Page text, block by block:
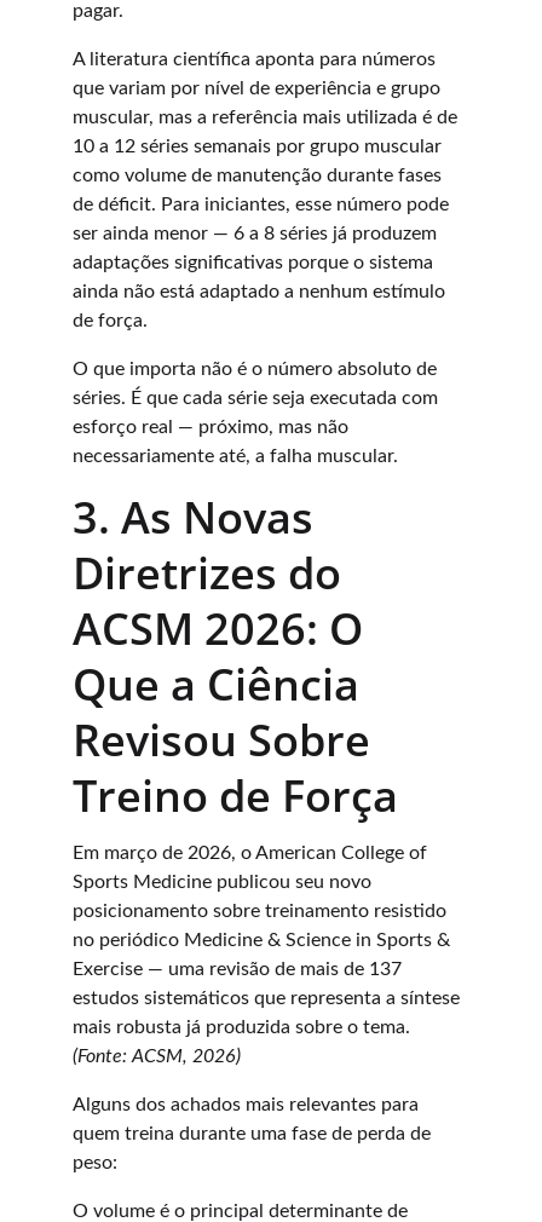
pagar.
A literatura científica aponta para números
que variam por nível de experiência e grupo
muscular, mas a referência mais utilizada é de
10 a 12 séries semanais por grupo muscular
como volume de manutenção durante fases
de déficit. Para iniciantes, esse número pode
ser ainda menor — 6 a 8 séries já produzem
adaptações significativas porque o sistema
ainda não está adaptado a nenhum estímulo
de força.
O que importa não é o número absoluto de
séries. É que cada série seja executada com
esforço real — próximo, mas não
necessariamente até, a falha muscular.
3. As Novas
Diretrizes do
ACSM 2026: O
Que a Ciência
Revisou Sobre
Treino de Força
Em março de 2026, o American College of
Sports Medicine publicou seu novo
posicionamento sobre treinamento resistido
no periódico Medicine & Science in Sports &
Exercise — uma revisão de mais de 137
estudos sistemáticos que representa a síntese
mais robusta já produzida sobre o tema.
(Fonte: ACSM, 2026)
Alguns dos achados mais relevantes para
quem treina durante uma fase de perda de
peso:
O volume é o principal determinante de